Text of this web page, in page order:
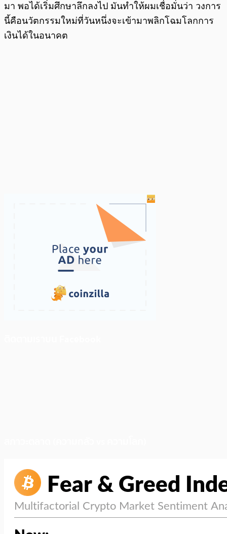
มา พอได้เริ่มศึกษาลึกลงไป มันทำให้ผมเชื่อมั่นว่า วงการ
นี้คือนวัตกรรมใหม่ที่วันหนึ่งจะเข้ามาพลิกโฉมโลกการ
เงินได้ในอนาคต